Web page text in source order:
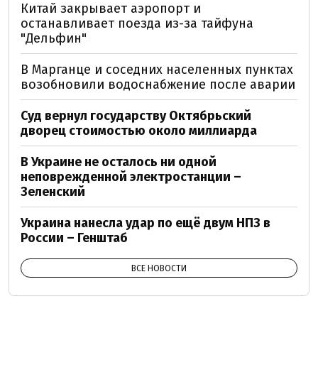
Китай закрывает аэропорт и
останавливает поезда из-за тайфуна
"Дельфин"
В Марганце и соседних населенных пунктах
возобновили водоснабжение после аварии
Суд вернул государству Октябрьский
дворец стоимостью около миллиарда
В Украине не осталось ни одной
неповрежденной электростанции –
Зеленский
Украина нанесла удар по ещё двум НПЗ в
России – Генштаб
ВСЕ НОВОСТИ